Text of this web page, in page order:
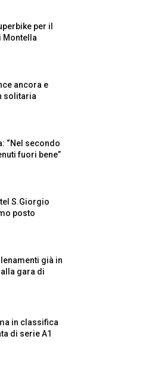
per il
Montella
ancora e
solitaria
“Nel secondo
fuori bene”
S.Giorgio
posto
già in
gara di
in classifica
di serie A1